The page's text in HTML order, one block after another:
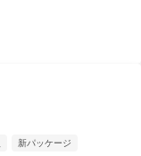
新パッケージ